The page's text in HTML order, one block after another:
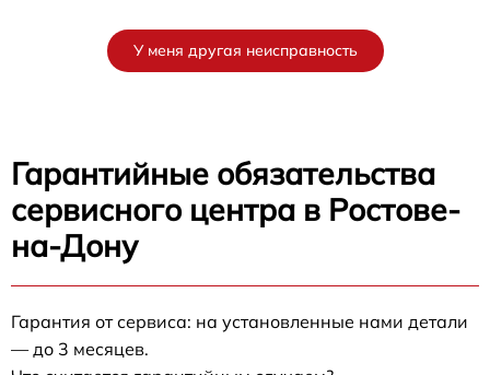
У меня другая неисправность
Гарантийные обязательства
сервисного центра в Ростове-
на-Дону
Гарантия от сервиса: на установленные нами детали
— до 3 месяцев.